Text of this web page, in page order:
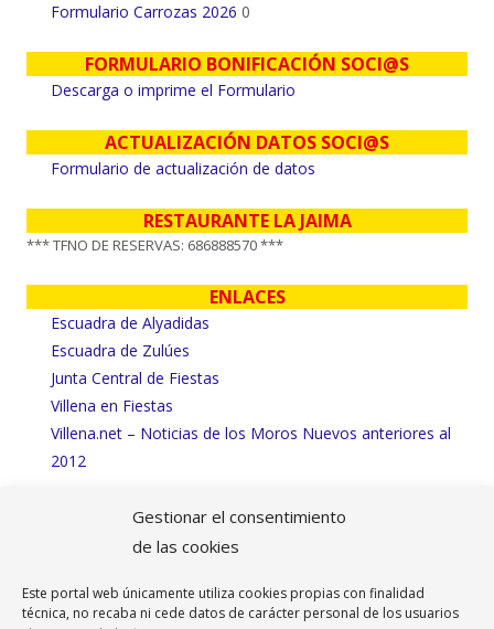
Gestionar el consentimiento
de las cookies
Este portal web únicamente utiliza cookies propias con finalidad
técnica, no recaba ni cede datos de carácter personal de los usuarios
Formulario Carrozas 2026 0
FORMULARIO BONIFICACIÓN SOCI@S
Descarga o imprime el Formulario
ACTUALIZACIÓN DATOS SOCI@S
Formulario de actualización de datos
RESTAURANTE LA JAIMA
*** TFNO DE RESERVAS: 686888570 ***
ENLACES
Escuadra de Alyadidas
Escuadra de Zulúes
Junta Central de Fiestas
Villena en Fiestas
Villena.net – Noticias de los Moros Nuevos anteriores al
2012
Contenido
del
Aviso Legal